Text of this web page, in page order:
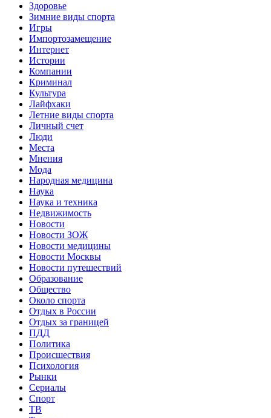
Здоровье
Зимние виды спорта
Игры
Импортозамещение
Интернет
Истории
Компании
Криминал
Культура
Лайфхаки
Летние виды спорта
Личный счет
Люди
Места
Мнения
Мода
Народная медицина
Наука
Наука и техника
Недвижимость
Новости
Новости ЗОЖ
Новости медицины
Новости Москвы
Новости путешествий
Образование
Общество
Около спорта
Отдых в России
Отдых за границей
ПДД
Политика
Происшествия
Психология
Рынки
Сериалы
Спорт
ТВ